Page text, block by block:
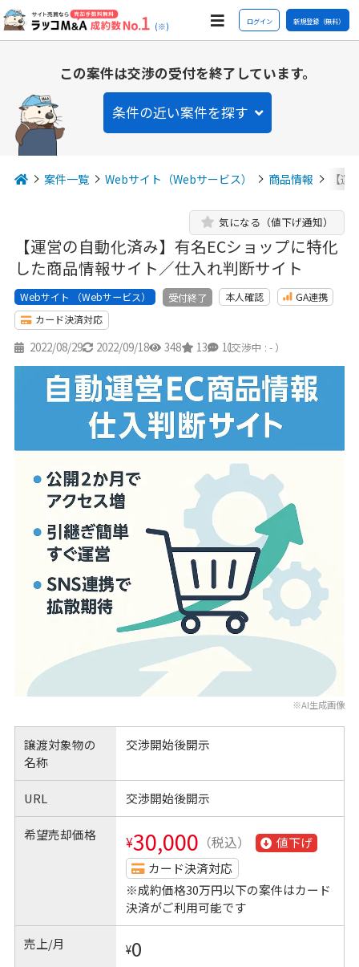
(※) ログイン 新規登録（無料）
この案件は交渉の受付を終了しています。
条件の近い案件を探す
案件一覧 Webサイト（Webサービス） 商品情報 【
【運営の自動化済み】有名ECショップに特化
した商品情報サイト／仕入れ判断サイト
気になる（値下げ通知）
Webサイト （Webサービス） 受付終了 本人確認
GA連携
カード決済対応
2022/08/29 2022/09/18 348 13 11
（交渉中 : - ）
※AI生成画像
譲渡対象物の
名称
交渉開始後開示
URL 交渉開始後開示
希望売却価格 ¥30,000 （税込）
値下げ
カード決済対応
※成約価格30万円以下の案件はカード
決済がご利用可能です
売上/月 ¥0